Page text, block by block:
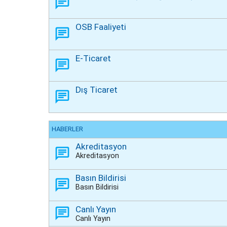
OSB Faaliyeti
E-Ticaret
Dış Ticaret
HABERLER
Akreditasyon
Akreditasyon
Basın Bildirisi
Basın Bildirisi
Canlı Yayın
Canlı Yayın